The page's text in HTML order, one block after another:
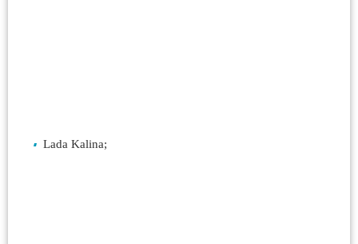
Lada Kalina;